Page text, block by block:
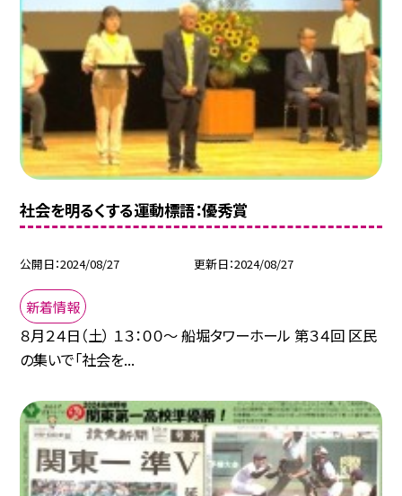
社会を明るくする運動標語：優秀賞
公開日 2024/08/27 更新日 2024/08/27
新着情報
８月２４日（土） １３：００～ 船堀タワーホール 第３４回 区民
の集いで「社会を...